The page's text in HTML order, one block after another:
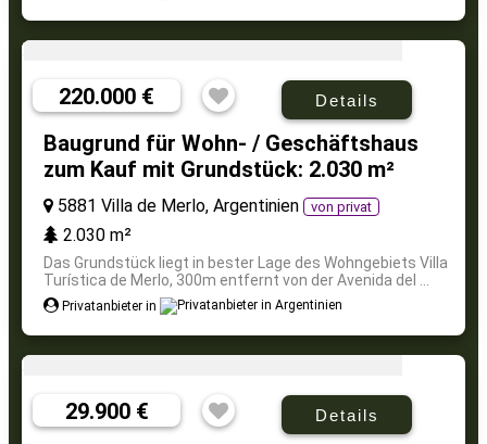
220.000 € Details
Baugrund für Wohn- / Geschäftshaus
zum Kauf mit Grundstück: 2.030 m²
5881 Villa de Merlo, Argentinien von privat
2.030 m²
Das Grundstück liegt in bester Lage des Wohngebiets Villa
Turística de Merlo, 300m entfernt von der Avenida del ...
Privatanbieter in
29.900 € Details